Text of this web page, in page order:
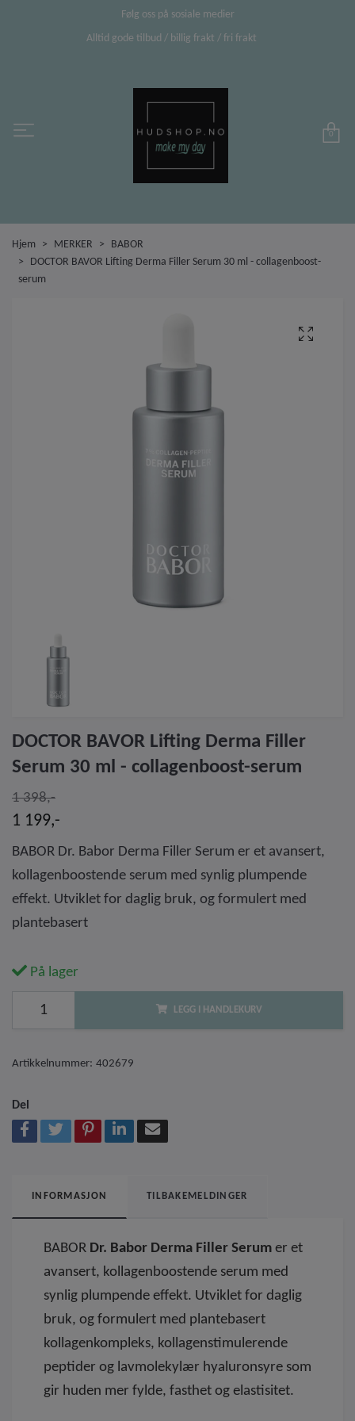
Følg oss på sosiale medier
Alltid gode tilbud / billig frakt / fri frakt
0
Hjem MERKER
BABOR
DOCTOR BAVOR Lifting Derma Filler Serum 30 ml - collagenboost-
serum
DOCTOR BAVOR Lifting Derma Filler
Serum 30 ml - collagenboost-serum
1 398,-
1 199,-
BABOR Dr. Babor Derma Filler Serum er et avansert,
kollagenboostende serum med synlig plumpende
effekt. Utviklet for daglig bruk, og formulert med
plantebasert
På lager
LEGG I HANDLEKURV
Artikkelnummer: 402679
Del
INFORMASJON TILBAKEMELDINGER
BABOR Dr. Babor Derma Filler Serum er et
avansert, kollagenboostende serum med
synlig plumpende effekt. Utviklet for daglig
bruk, og formulert med plantebasert
kollagenkompleks, kollagenstimulerende
peptider og lavmolekylær hyaluronsyre som
gir huden mer fylde, fasthet og elastisitet.